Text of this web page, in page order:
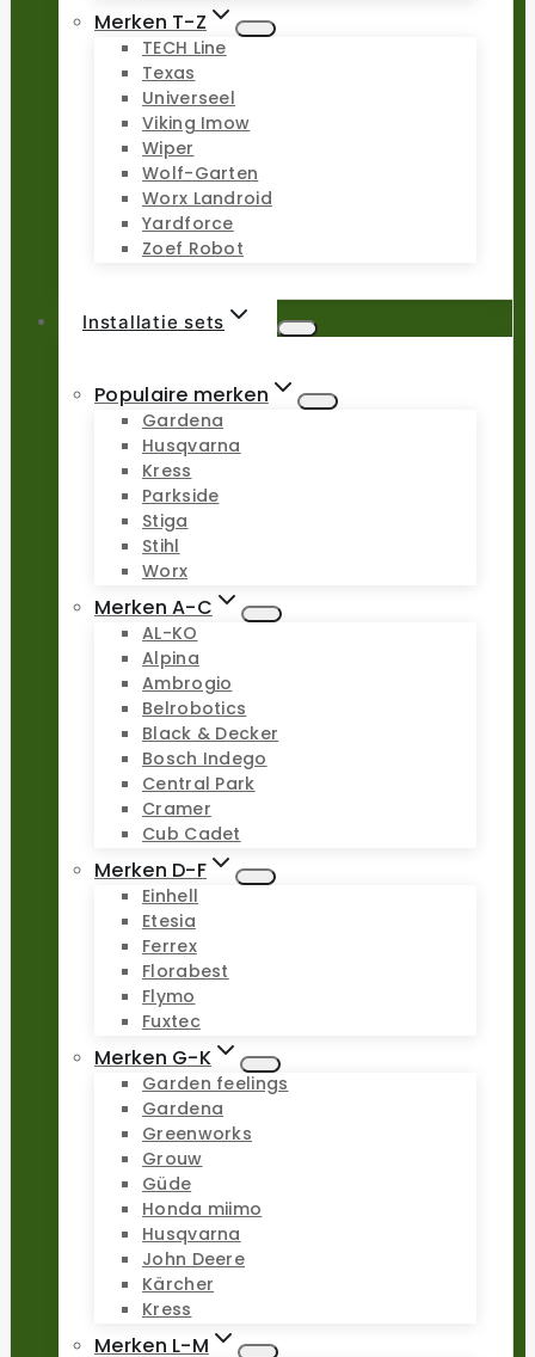
Merken T-Z
TECH Line
Texas
Universeel
Viking Imow
Wiper
Wolf-Garten
Worx Landroid
Yardforce
Zoef Robot
Installatie sets
Populaire merken
Gardena
Husqvarna
Kress
Parkside
Stiga
Stihl
Worx
Merken A-C
AL-KO
Alpina
Ambrogio
Belrobotics
Black & Decker
Bosch Indego
Central Park
Cramer
Cub Cadet
Merken D-F
Einhell
Etesia
Ferrex
Florabest
Flymo
Fuxtec
Merken G-K
Garden feelings
Gardena
Greenworks
Grouw
Güde
Honda miimo
Husqvarna
John Deere
Kärcher
Kress
Merken L-M